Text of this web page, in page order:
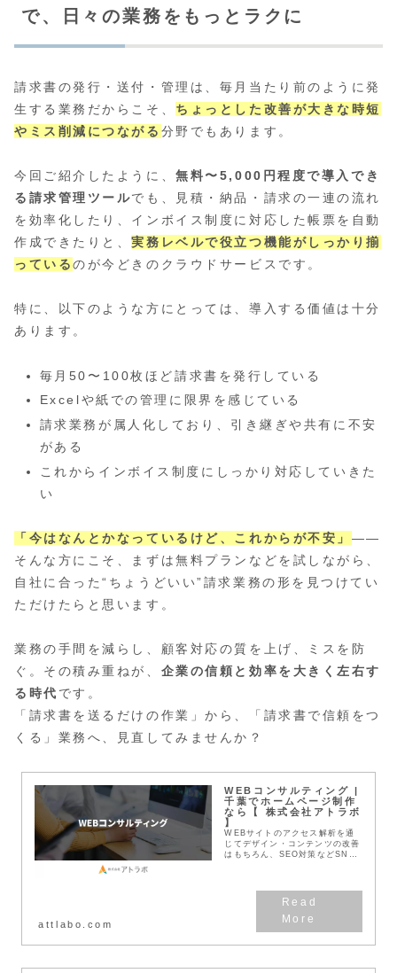
で、日々の業務をもっとラクに
請求書の発行・送付・管理は、毎月当たり前のように発
生する業務だからこそ、 ちょっとした改善が大きな時短
やミス削減につながる 分野でもあります。
今回ご紹介したように、無料〜5,000円程度で導入でき
る請求管理ツールでも、見積・納品・請求の一連の流れ
を効率化したり、インボイス制度に対応した帳票を自動
作成できたりと、実務レベルで役立つ機能がしっかり揃
っているのが今どきのクラウドサービスです。
特に、以下のような方にとっては、導入する価値は十分
あります。
毎月50〜100枚ほど請求書を発行している
Excelや紙での管理に限界を感じている
請求業務が属人化しており、引き継ぎや共有に不安
がある
これからインボイス制度にしっかり対応していきた
い
「今はなんとかなっているけど、これからが不安」 ——
そんな方にこそ、まずは無料プランなどを試しながら、
自社に合った“ちょうどいい”請求業務の形を見つけてい
ただけたらと思います。
業務の手間を減らし、顧客対応の質を上げ、ミスを防
ぐ。その積み重ねが、 企業の信頼と効率を大きく左右す
る時代 です。
「請求書を送るだけの作業」から、「請求書で信頼をつ
くる」業務へ、見直してみませんか？
WEBコンサルティング |
千葉でホームページ制作
なら【 株式会社アトラボ
】
WEBサイトのアクセス解析を通
じてデザイン・コンテンツの改善
はもちろん、SEO対策などSNS
予算に応じたWEB...
attlabo.com